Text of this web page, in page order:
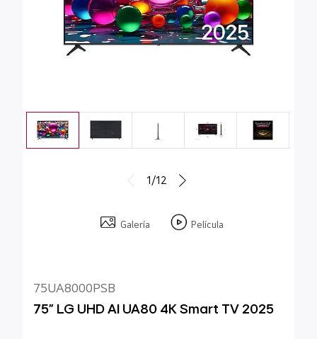
1/12
Galería Película
75UA8000PSB
75" LG UHD AI UA80 4K Smart TV 2025